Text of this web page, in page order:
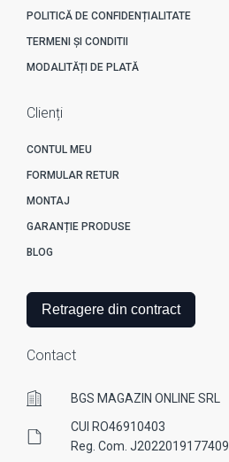
POLITICĂ DE CONFIDENȚIALITATE
TERMENI ȘI CONDITII
MODALITĂȚI DE PLATĂ
Clienți
CONTUL MEU
FORMULAR RETUR
MONTAJ
GARANȚIE PRODUSE
BLOG
Retragere din contract
Contact
BGS MAGAZIN ONLINE SRL
CUI RO46910403
Reg. Com. J2022019177409